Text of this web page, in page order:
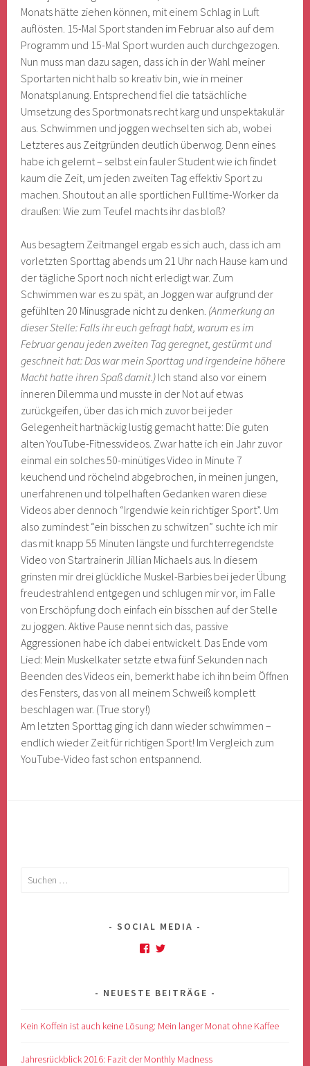
Monats hätte ziehen können, mit einem Schlag in Luft
auflösten. 15-Mal Sport standen im Februar also auf dem
Programm und 15-Mal Sport wurden auch durchgezogen.
Nun muss man dazu sagen, dass ich in der Wahl meiner
Sportarten nicht halb so kreativ bin, wie in meiner
Monatsplanung. Entsprechend fiel die tatsächliche
Umsetzung des Sportmonats recht karg und unspektakulär
aus. Schwimmen und joggen wechselten sich ab, wobei
Letzteres aus Zeitgründen deutlich überwog. Denn eines
habe ich gelernt – selbst ein fauler Student wie ich findet
kaum die Zeit, um jeden zweiten Tag effektiv Sport zu
machen. Shoutout an alle sportlichen Fulltime-Worker da
draußen: Wie zum Teufel machts ihr das bloß?
Aus besagtem Zeitmangel ergab es sich auch, dass ich am
vorletzten Sporttag abends um 21 Uhr nach Hause kam und
der tägliche Sport noch nicht erledigt war. Zum
Schwimmen war es zu spät, an Joggen war aufgrund der
gefühlten 20 Minusgrade nicht zu denken. (Anmerkung an
dieser Stelle: Falls ihr euch gefragt habt, warum es im
Februar genau jeden zweiten Tag geregnet, gestürmt und
geschneit hat: Das war mein Sporttag und irgendeine höhere
Macht hatte ihren Spaß damit.) Ich stand also vor einem
inneren Dilemma und musste in der Not auf etwas
zurückgeifen, über das ich mich zuvor bei jeder
Gelegenheit hartnäckig lustig gemacht hatte: Die guten
alten YouTube-Fitnessvideos. Zwar hatte ich ein Jahr zuvor
einmal ein solches 50-minütiges Video in Minute 7
keuchend und röchelnd abgebrochen, in meinen jungen,
unerfahrenen und tölpelhaften Gedanken waren diese
Videos aber dennoch “Irgendwie kein richtiger Sport”. Um
also zumindest “ein bisschen zu schwitzen” suchte ich mir
das mit knapp 55 Minuten längste und furchterregendste
Video von Startrainerin Jillian Michaels aus. In diesem
grinsten mir drei glückliche Muskel-Barbies bei jeder Übung
freudestrahlend entgegen und schlugen mir vor, im Falle
von Erschöpfung doch einfach ein bisschen auf der Stelle
zu joggen. Aktive Pause nennt sich das, passive
Aggressionen habe ich dabei entwickelt. Das Ende vom
Lied: Mein Muskelkater setzte etwa fünf Sekunden nach
Beenden des Videos ein, bemerkt habe ich ihn beim Öffnen
des Fensters, das von all meinem Schweiß komplett
beschlagen war. (True story!)
Am letzten Sporttag ging ich dann wieder schwimmen –
endlich wieder Zeit für richtigen Sport! Im Vergleich zum
YouTube-Video fast schon entspannend.
Suchen
SOCIAL MEDIA
Profil
Facebook
Twitter
NEUESTE BEITRÄGE
Kein Koffein ist auch keine Lösung: Mein langer Monat ohne Kaffee
Jahresrückblick 2016: Fazit der Monthly Madness